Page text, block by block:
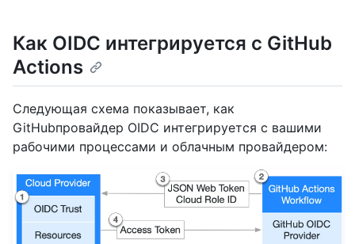
Как OIDC интегрируется с GitHub
Actions
Следующая схема показывает, как
GitHubпровайдер OIDC интегрируется с вашими
рабочими процессами и облачным провайдером: